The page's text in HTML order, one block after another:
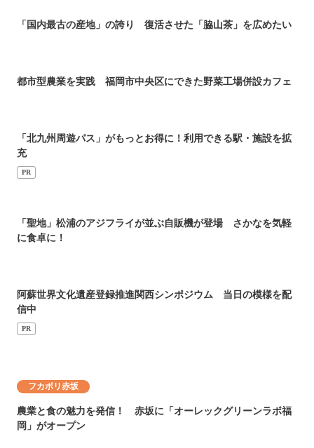
「国内最古の産地」の誇り 復活させた「脇山茶」を広めたい
都市型農業を実践 福岡市中央区にできた野菜工場併設カフェ
「北九州周遊パス」がもっとお得に！利用できる駅・施設を拡
充
PR
「聖地」松浦のアジフライが並ぶ自販機が登場 さかなを気軽
に食卓に！
阿蘇世界文化遺産登録推進関西シンポジウム 当日の模様を配
信中
PR
フカボリ赤坂
農業と食の魅力を発信！ 赤坂に「オーレックグリーンラボ福
岡」がオープン